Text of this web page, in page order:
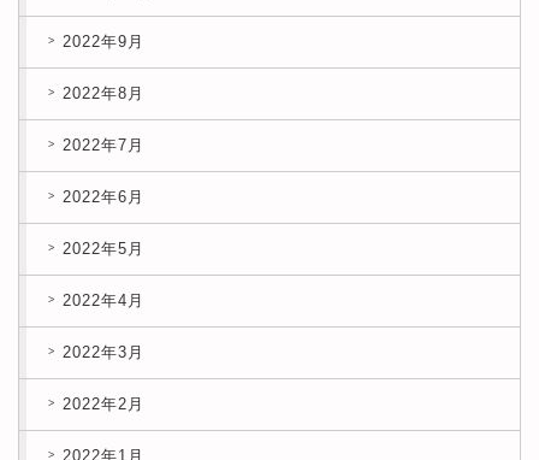
2022年9月
2022年8月
2022年7月
2022年6月
2022年5月
2022年4月
2022年3月
2022年2月
2022年1月